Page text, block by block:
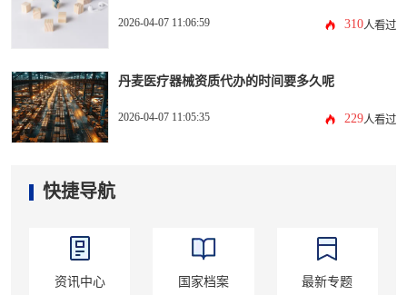
2026-04-07 11:06:59 310人看过
丹麦医疗器械资质代办的时间要多久呢
2026-04-07 11:05:35 229人看过
快捷导航
资讯中心 国家档案 最新专题